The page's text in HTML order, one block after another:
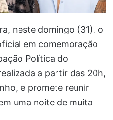
neste domingo (31), o
em comemoração
Política do
a partir das 20h,
e promete reunir
uma noite de muita